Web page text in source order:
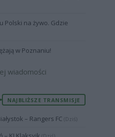
Polski na żywo. Gdzie
w Poznaniu!
wiadomości
NAJBLIŻSZE TRANSMISJE
– Rangers FC (Dziś)